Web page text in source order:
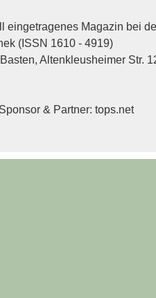
eingetragenes Magazin bei
(ISSN 1610 - 4919)
Altenkleusheimer Str.
& Partner: tops.net